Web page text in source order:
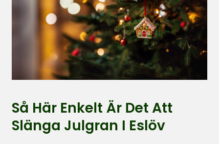
Så Här Enkelt Är Det Att
Slänga Julgran I Eslöv